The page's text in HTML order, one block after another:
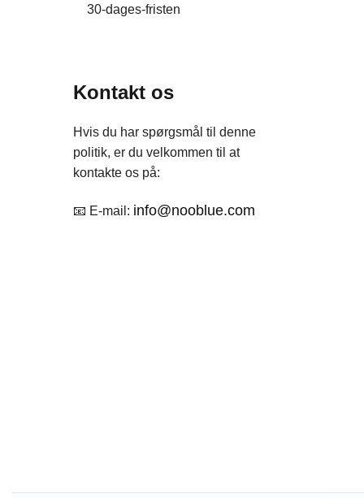
30-dages-fristen
Kontakt os
Hvis du har spørgsmål til denne
politik, er du velkommen til at
kontakte os på:
📧 E-mail: info@nooblue.com